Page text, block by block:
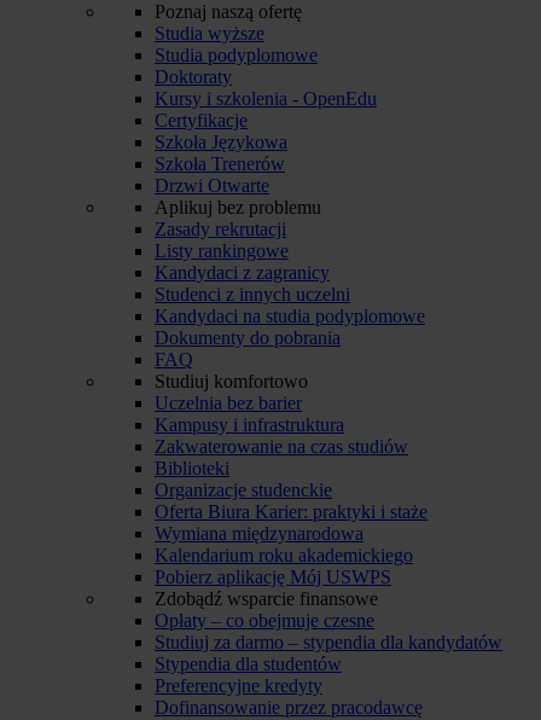
Poznaj naszą ofertę
Studia wyższe
Studia podyplomowe
Doktoraty
Kursy i szkolenia - OpenEdu
Certyfikacje
Szkoła Językowa
Szkoła Trenerów
Drzwi Otwarte
Aplikuj bez problemu
Zasady rekrutacji
Listy rankingowe
Kandydaci z zagranicy
Studenci z innych uczelni
Kandydaci na studia podyplomowe
Dokumenty do pobrania
FAQ
Studiuj komfortowo
Uczelnia bez barier
Kampusy i infrastruktura
Zakwaterowanie na czas studiów
Biblioteki
Organizacje studenckie
Oferta Biura Karier: praktyki i staże
Wymiana międzynarodowa
Kalendarium roku akademickiego
Pobierz aplikację Mój USWPS
Zdobądź wsparcie finansowe
Opłaty – co obejmuje czesne
Studiuj za darmo – stypendia dla kandydatów
Stypendia dla studentów
Preferencyjne kredyty
Dofinansowanie przez pracodawcę